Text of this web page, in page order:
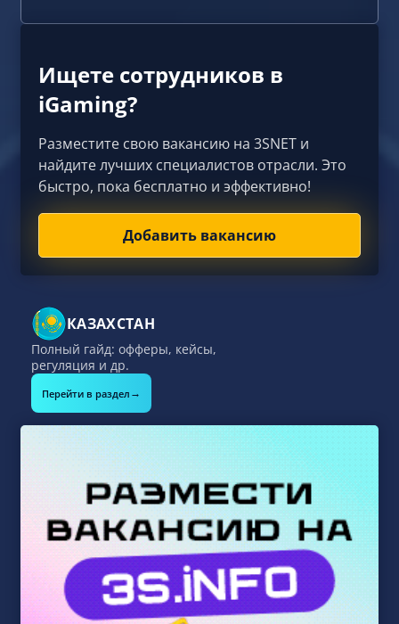
Ищете сотрудников в
iGaming?
Разместите свою вакансию на 3SNET и
найдите лучших специалистов отрасли. Это
быстро, пока бесплатно и эффективно!
Добавить вакансию
КАЗАХСТАН
Полный гайд: офферы, кейсы,
регуляция и др.
Перейти в раздел →